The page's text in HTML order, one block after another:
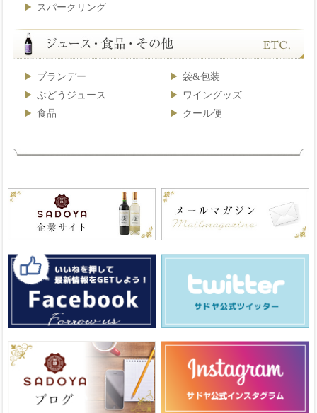
スパークリング
ブランデー
袋&包装
ぶどうジュース
ワイングッズ
食品
クール便